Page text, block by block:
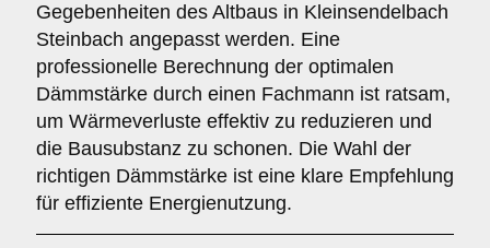
Gegebenheiten des Altbaus in Kleinsendelbach
Steinbach angepasst werden. Eine
professionelle Berechnung der optimalen
Dämmstärke durch einen Fachmann ist ratsam,
um Wärmeverluste effektiv zu reduzieren und
die Bausubstanz zu schonen. Die Wahl der
richtigen Dämmstärke ist eine klare Empfehlung
für effiziente Energienutzung.